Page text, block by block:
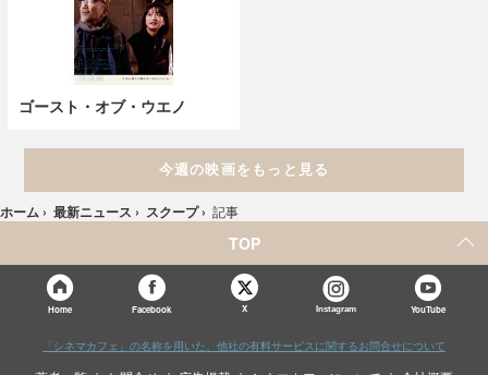
ゴースト・オブ・ウエノ
今週の映画をもっと見る
ホーム › 最新ニュース › スクープ › 記事
TOP
Home Facebook X Instagram YouTube
「シネマカフェ」の名称を用いた、他社の有料サービスに関するお問合せについて